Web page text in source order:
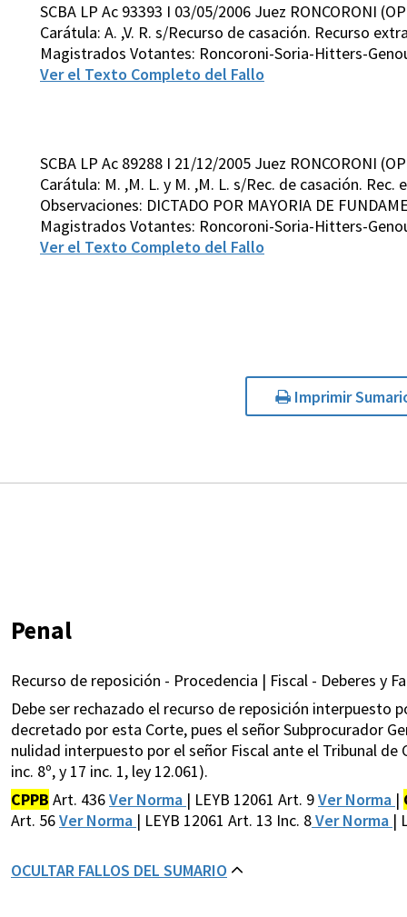
SCBA LP Ac 93393 I 03/05/2006 Juez RONCORONI
Carátula: A. ,V. R. s/Recurso de casación. Recurso
Magistrados Votantes: Roncoroni-Soria-Hitters-
Ver el Texto Completo del Fallo
SCBA LP Ac 89288 I 21/12/2005 Juez RONCORONI
Carátula: M. ,M. L. y M. ,M. L. s/Rec. de casación.
Observaciones: DICTADO POR MAYORIA DE
Magistrados Votantes: Roncoroni-Soria-Hitters-
Ver el Texto Completo del Fallo
Imprimir
Penal
Recurso de reposición - Procedencia | Fiscal - Deberes y
Debe ser rechazado el recurso de reposición
decretado por esta Corte, pues el señor Subprocurador
nulidad interpuesto por el señor Fiscal ante el Tribunal de
inc. 8º, y 17 inc. 1, ley 12.061).
CPPB Art. 436Ver Norma | LEYB 12061 Art. 9Ver Norma |
Art. 56Ver Norma | LEYB 12061 Art. 13 Inc. 8Ver Norma |
OCULTAR FALLOS DEL SUMARIO